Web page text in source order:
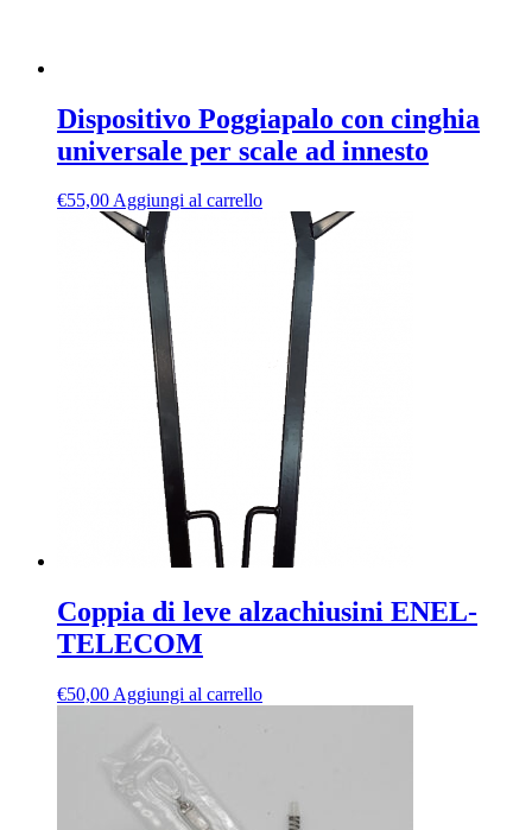
Dispositivo Poggiapalo con cinghia
universale per scale ad innesto
€55,00Aggiungi al carrello
Coppia di leve alzachiusini ENEL-
TELECOM
€50,00 Aggiungi al carrello